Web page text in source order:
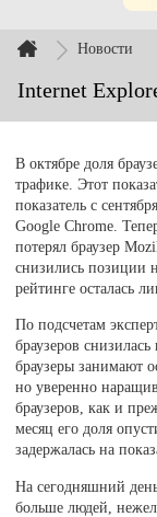
Новости
Internet
В октябре доля
трафике. Этот
показатель с
Google Chrome.
потерял браузер
снизились позиции
рейтинге осталась
По подсчетам
браузеров
браузеры занимают
но уверенно
браузеров, как и
месяц его доля
задержалась на
На сегодняшний
больше людей,